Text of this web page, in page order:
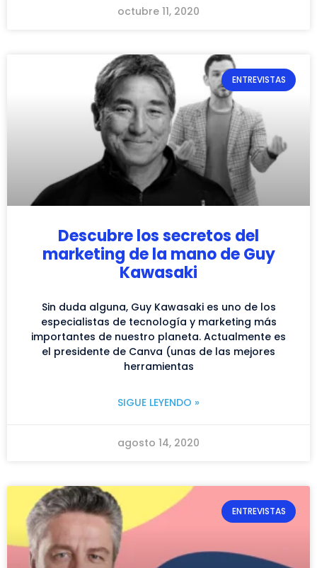
octubre 11, 2020
ENTREVISTAS
Descubre los secretos del
marketing de la mano de Guy
Kawasaki
Sin duda alguna, Guy Kawasaki es uno de los
especialistas de tecnología y marketing más
importantes de nuestro planeta. Actualmente es
el presidente de Canva (unas de las mejores
herramientas
SIGUE LEYENDO »
agosto 14, 2020
ENTREVISTAS